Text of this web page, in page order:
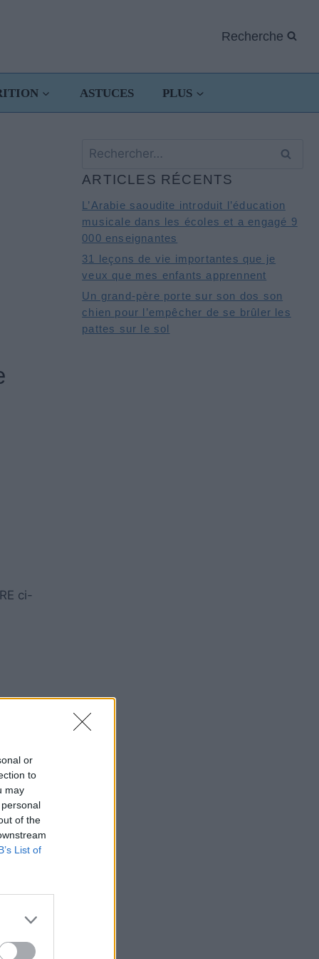
or
to
may
of the
List of
Recherche
ASTUCES PLUS
ci-
Rechercher :
ARTICLES RÉCENTS
L’Arabie saoudite introduit l’éducation
musicale dans les écoles et a engagé 9
000 enseignantes
31 leçons de vie importantes que je
veux que mes enfants apprennent
Un grand-père porte sur son dos son
chien pour l’empêcher de se brûler les
pattes sur le sol